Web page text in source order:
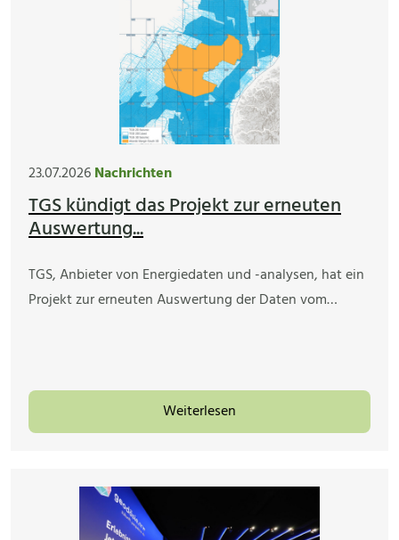
23.07.2026Nachrichten
TGS kündigt das Projekt zur erneuten
Auswertung...
TGS, Anbieter von Energiedaten und -analysen, hat ein
Projekt zur erneuten Auswertung der Daten vom…
Weiterlesen